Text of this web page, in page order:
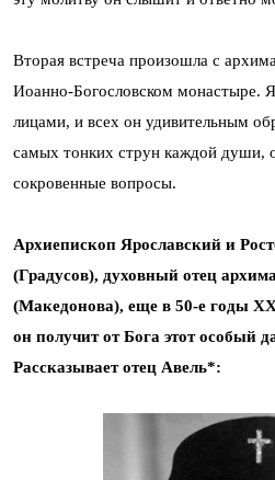
Вторая встреча произошла с
Иоанно-Богословском монастыре.
лицами, и всех он удивительным
самых тонких струн каждой души,
сокровенные вопросы.
Архиепископ Ярославский и
(Градусов), духовный отец
(Македонова), еще в 50-е годы XX
он получит от Бога этот особый
Рассказывает отец Авель*: